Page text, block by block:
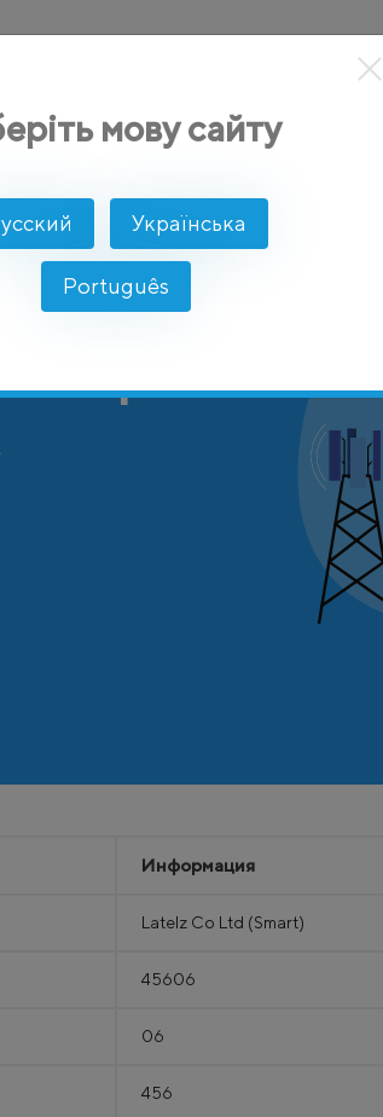
Информация
Latelz Co Ltd (Smart)
45606
06
456
мову сайту
Українська
Português